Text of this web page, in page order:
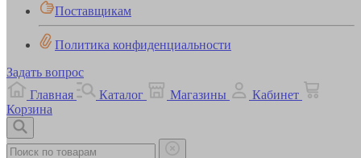
Поставщикам
Политика конфиденциальности
Задать вопрос
Главная
Каталог Магазины
Кабинет
Корзина